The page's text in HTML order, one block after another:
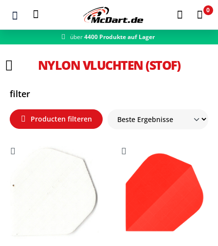
Zum Hauptinhalt springen
0
über 4400 Produkte auf Lager
schneller Versand
NYLON VLUCHTEN (STOF)
filter
Producten filteren